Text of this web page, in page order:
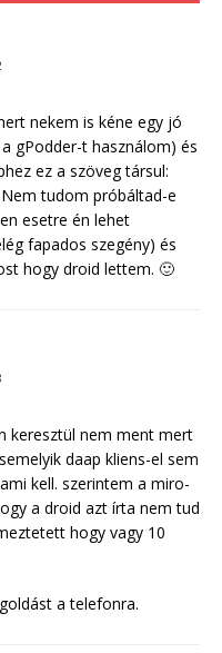
nekem is kéne egy jó
gPodder-t használom) és
ez a szöveg társul:
tudom próbáltad-e
esetre én lehet
fapados szegény) és
hogy droid lettem. 🙂
keresztül nem ment mert
daap kliens-el sem
kell. szerintem a miro-
a droid azt írta nem tud
hogy vagy 10
a telefonra.